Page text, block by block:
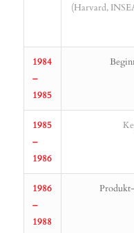
(Harvard,
1984
–
1985
1985
–
1986
1986
–
1988